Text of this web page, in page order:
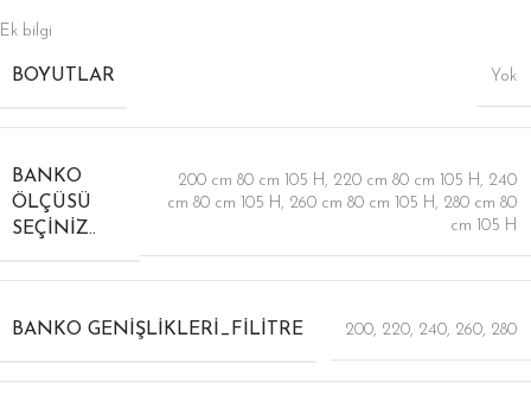
Ek bilgi
BOYUTLAR Yok
BANKO
ÖLÇÜSÜ
SEÇINIZ..
200 cm 80 cm 105 H , 220 cm 80 cm 105 H , 240
cm 80 cm 105 H , 260 cm 80 cm 105 H , 280 cm 80
cm 105 H
BANKO GENIŞLIKLERI_FILITRE 200, 220, 240, 260, 280